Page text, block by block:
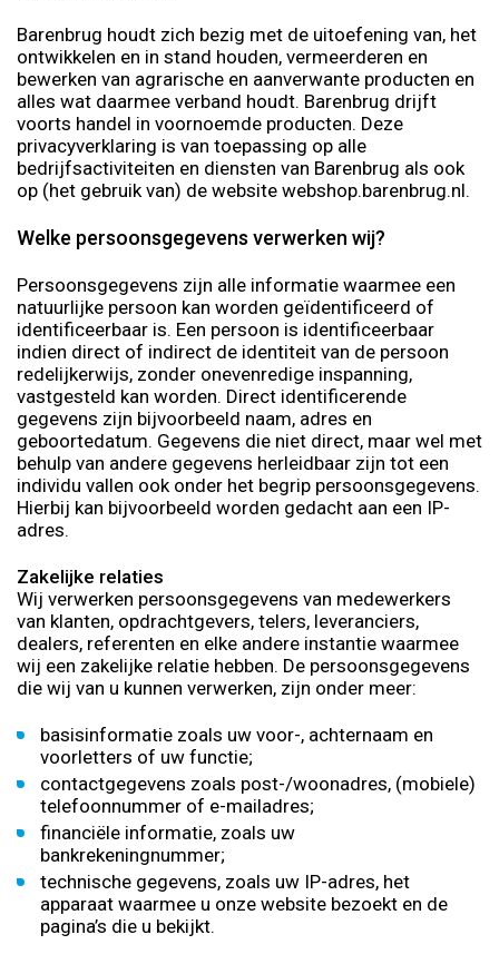
Barenbrug houdt zich bezig met de uitoefening van, het
ontwikkelen en in stand houden, vermeerderen en
bewerken van agrarische en aanverwante producten en
alles wat daarmee verband houdt. Barenbrug drijft
voorts handel in voornoemde producten. Deze
privacyverklaring is van toepassing op alle
bedrijfsactiviteiten en diensten van Barenbrug als ook
op (het gebruik van) de website webshop.barenbrug.nl.
Welke persoonsgegevens verwerken wij?
Persoonsgegevens zijn alle informatie waarmee een
natuurlijke persoon kan worden geïdentificeerd of
identificeerbaar is. Een persoon is identificeerbaar
indien direct of indirect de identiteit van de persoon
redelijkerwijs, zonder onevenredige inspanning,
vastgesteld kan worden. Direct identificerende
gegevens zijn bijvoorbeeld naam, adres en
geboortedatum. Gegevens die niet direct, maar wel met
behulp van andere gegevens herleidbaar zijn tot een
individu vallen ook onder het begrip persoonsgegevens.
Hierbij kan bijvoorbeeld worden gedacht aan een IP-
adres.
Zakelijke relaties
Wij verwerken persoonsgegevens van medewerkers
van klanten, opdrachtgevers, telers, leveranciers,
dealers, referenten en elke andere instantie waarmee
wij een zakelijke relatie hebben. De persoonsgegevens
die wij van u kunnen verwerken, zijn onder meer:
basisinformatie zoals uw voor-, achternaam en
voorletters of uw functie;
contactgegevens zoals post-/woonadres, (mobiele)
telefoonnummer of e-mailadres;
financiële informatie, zoals uw
bankrekeningnummer;
technische gegevens, zoals uw IP-adres, het
apparaat waarmee u onze website bezoekt en de
pagina’s die u bekijkt.